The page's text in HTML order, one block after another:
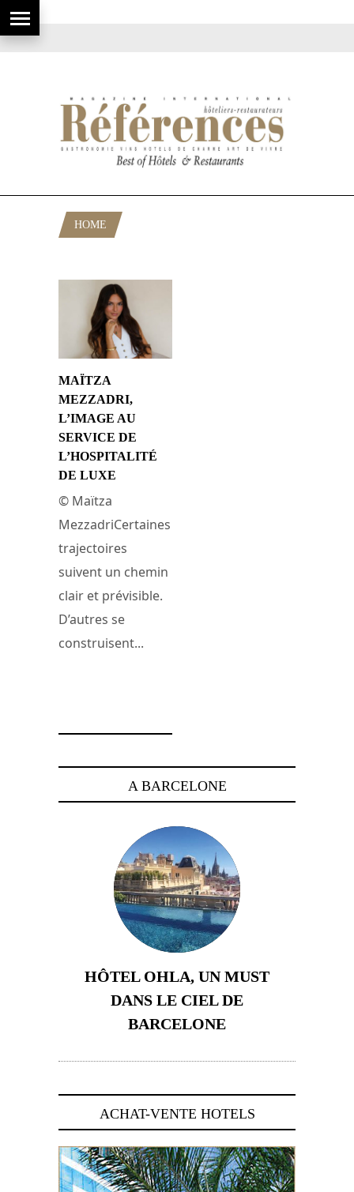
HOME
MAÏTZA
MEZZADRI,
L’IMAGE AU
SERVICE DE
L’HOSPITALITÉ
DE LUXE
© Maïtza
MezzadriCertaines
trajectoires
suivent un chemin
clair et prévisible.
D’autres se
construisent...
A BARCELONE
HÔTEL OHLA, UN MUST
DANS LE CIEL DE
BARCELONE
ACHAT-VENTE HOTELS